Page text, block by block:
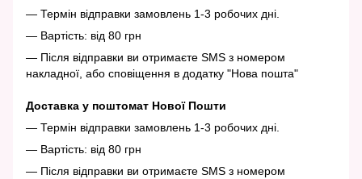
— Термін відправки замовлень 1-3 робочих дні.
— Вартість: від 80 грн
— Після відправки ви отримаєте SMS з номером
накладної, або сповіщення в додатку "Нова пошта"
Доставка у поштомат Нової Пошти
— Термін відправки замовлень 1-3 робочих дні.
— Вартість: від 80 грн
— Після відправки ви отримаєте SMS з номером